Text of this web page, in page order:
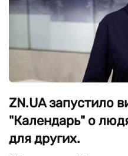
ZN.UA запустило
"Календарь" о
для других.